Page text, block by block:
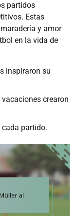
partidos
Estas
y amor
en la vida de
inspiraron su
crearon
partido.